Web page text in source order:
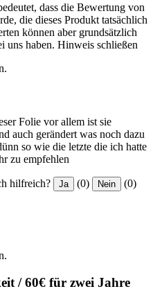
dass die Bewertung von
die dieses Produkt tatsächlich
können aber grundsätzlich
uns haben. Hinweis schließen
Folie vor allem ist sie
auch gerändert was noch dazu
so wie die letzte die ich hatte
zu empfehlen
hilfreich? Ja (0) Nein (0)
/ 60€ für zwei Jahre